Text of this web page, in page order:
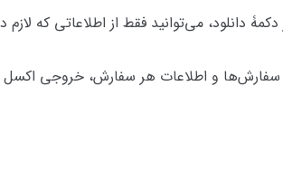
دانلود، می‌توانید فقط از اطلاعاتی که
سفارش‌ها و اطلاعات هر سفارش، خروجی اکسل